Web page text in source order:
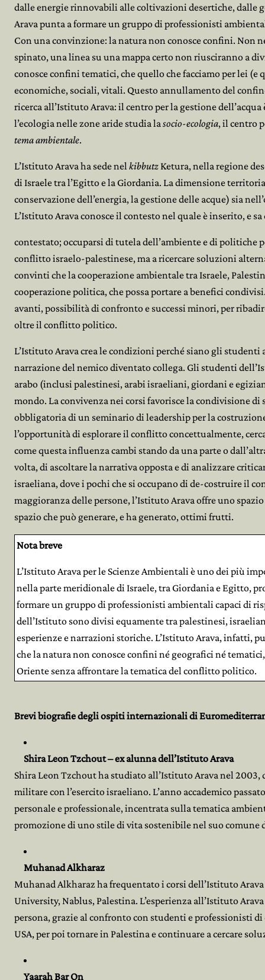

dalle energie rinnovabili alle coltivazioni desertiche, dalle
Arava punta a formare un gruppo di professionisti
Con una convinzione: la natura non conosce confini. Non
spinato, una linea su una mappa certo non riusciranno a
conosce confini tematici, che quello che facciamo per lei
economiche, sociali, vitali. Questo annullamento del
ricerca all’Istituto Arava: il centro per la gestione dell’acqua
l’ecologia nelle zone aride studia la socio-ecologia, il centro
tema ambientale.
L’Istituto Arava ha sede nel kibbutz Ketura, nella regione
di Israele tra l’Egitto e la Giordania. La dimensione
conservazione dell’energia, la gestione delle acque) sia
L’Istituto Arava conosce il contesto nel quale è inserito, e
contestato; occuparsi di tutela dell’ambiente e di
conflitto israelo-palestinese, ma a ricercare soluzioni
convinti che la cooperazione ambientale tra Israele,
cooperazione politica, che possa portare a benefici
avanti, possibilità di confronto e successi minori, per
oltre il conflitto politico.
L’Istituto Arava crea le condizioni perché siano gli
narrazione del nemico diventato collega. Gli studenti
arabo (inclusi palestinesi, arabi israeliani, giordani e
mondo. La convivenza nei corsi favorisce la condivisione
obbligatoria di un seminario di leadership per la
l’opportunità di esplorare il conflitto concettualmente,
come questa influenza cambi stando da una parte o
volta, di ascoltare la narrativa opposta e di analizzare
israeliana, dove i pochi che si occupano di de-costruire il
maggioranza delle persone, l’Istituto Arava offre uno
spazio che può generare, e ha generato, ottimi frutti.
Nota breve
L’Istituto Arava per le Scienze Ambientali è uno dei più
nella parte meridionale di Israele, tra Giordania e Egitto,
formare un gruppo di professionisti ambientali capaci di
dell’Istituto sono divisi equamente tra palestinesi,
esperienze e narrazioni storiche. L’Istituto Arava, infatti,
che la natura non conosce confini né geografici né
Oriente senza affrontare la tematica del conflitto politico.
Brevi biografie degli ospiti internazionali di
Shira Leon Tzchout – ex alunna dell’Istituto Arava
Shira Leon Tzchout ha studiato all’Istituto Arava nel 2003,
militare con l’esercito israeliano. L’anno accademico
personale e professionale, incentrata sulla tematica
promozione di uno stile di vita sostenibile nel suo comune
Muhanad Alkharaz
Muhanad Alkharaz ha frequentato i corsi dell’Istituto
University, Nablus, Palestina. L’esperienza all’Istituto
persona, grazie al confronto con studenti e professionisti
USA, per poi tornare in Palestina e continuare a cercare
Yaarah Bar On